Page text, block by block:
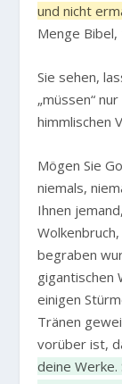
und nicht
Menge Bibel,
Sie sehen,
„müssen“
himmlischen
Mögen Sie
niemals,
Ihnen
begraben
gigantischen
einigen
Tränen
vorüber ist,
deine